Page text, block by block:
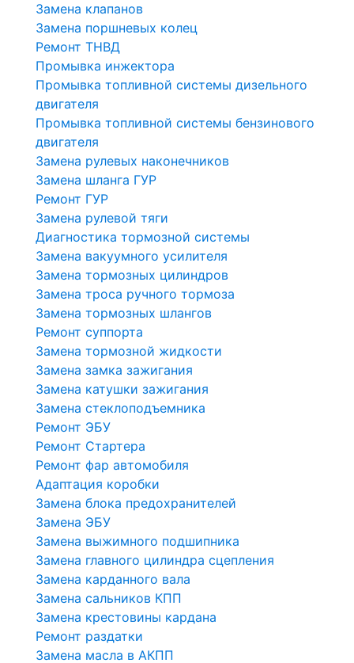
Замена клапанов
Замена поршневых колец
Ремонт ТНВД
Промывка инжектора
Промывка топливной системы дизельного
двигателя
Промывка топливной системы бензинового
двигателя
Замена рулевых наконечников
Замена шланга ГУР
Ремонт ГУР
Замена рулевой тяги
Диагностика тормозной системы
Замена вакуумного усилителя
Замена тормозных цилиндров
Замена троса ручного тормоза
Замена тормозных шлангов
Ремонт суппорта
Замена тормозной жидкости
Замена замка зажигания
Замена катушки зажигания
Замена стеклоподъемника
Ремонт ЭБУ
Ремонт Стартера
Ремонт фар автомобиля
Адаптация коробки
Замена блока предохранителей
Замена ЭБУ
Замена выжимного подшипника
Замена главного цилиндра сцепления
Замена карданного вала
Замена сальников КПП
Замена крестовины кардана
Ремонт раздатки
Замена масла в АКПП